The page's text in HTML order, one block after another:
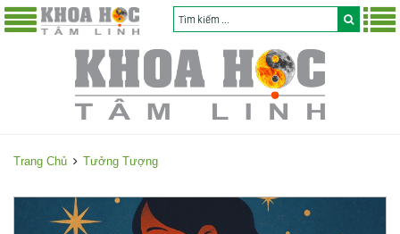
Trang Chủ Tưởng Tượng